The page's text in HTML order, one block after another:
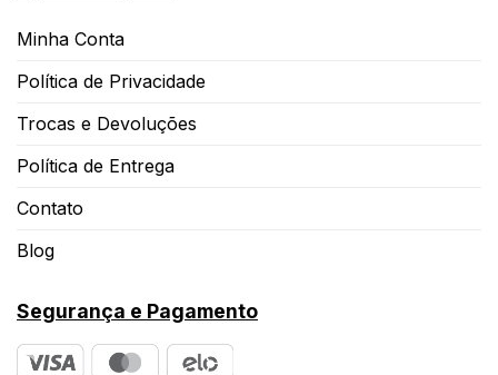
Minha Conta
Política de Privacidade
Trocas e Devoluções
Política de Entrega
Contato
Blog
Segurança e Pagamento